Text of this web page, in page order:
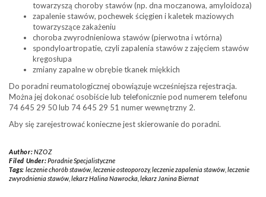
towarzyszą choroby stawów (np. dna moczanowa, amyloidoza)
zapalenie stawów, pochewek ścięgien i kaletek maziowych
towarzyszące zakażeniu
choroba zwyrodnieniowa stawów (pierwotna i wtórna)
spondyloartropatie, czyli zapalenia stawów z zajęciem stawów
kręgosłupa
zmiany zapalne w obrębie tkanek miękkich
Do poradni reumatologicznej obowiązuje wcześniejsza rejestracja.
Można jej dokonać osobiście lub telefonicznie pod numerem telefonu
74 645 29 50 lub 74 645 29 51 numer wewnętrzny 2.
Aby się zarejestrować konieczne jest skierowanie do poradni.
Author:NZOZ
Filed Under:Poradnie Specjalistyczne
Tags: leczenie chorób stawów, leczenie osteoporozy,leczenie zapalenia stawów, leczenie
zwyrodnienia stawów lekarz Halina Nawrocka lekarz Janina Biernat